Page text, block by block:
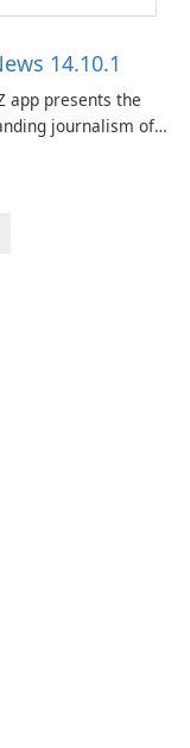
easily access
just a few clicks.
14.10.1
app presents the
journalism of
diverse opinion.